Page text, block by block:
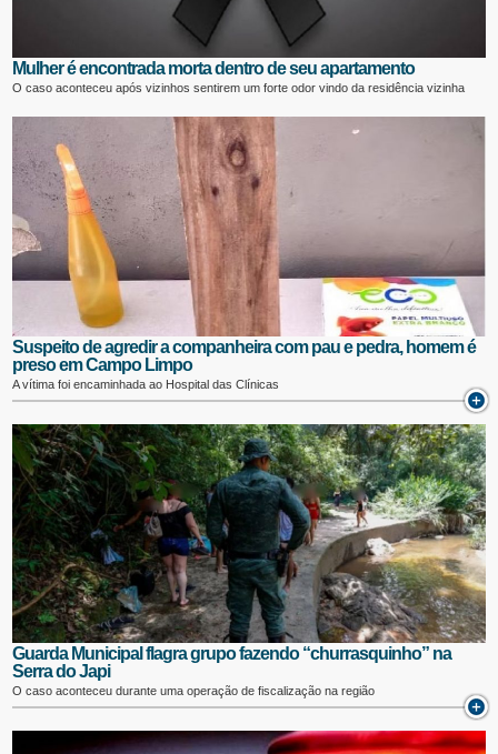
Mulher é encontrada morta dentro de seu apartamento
O caso aconteceu após vizinhos sentirem um forte odor vindo da residência vizinha
Suspeito de agredir a companheira com pau e pedra, homem é
preso em Campo Limpo
A vítima foi encaminhada ao Hospital das Clínicas
Guarda Municipal flagra grupo fazendo “churrasquinho” na
Serra do Japi
O caso aconteceu durante uma operação de fiscalização na região